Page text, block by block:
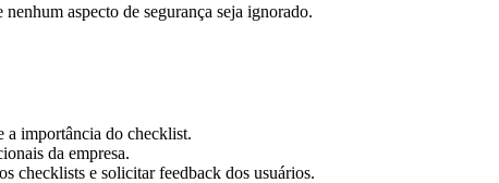
aspecto de segurança seja ignorado.
a importância do checklist.
da empresa.
checklists e solicitar feedback dos usuários.